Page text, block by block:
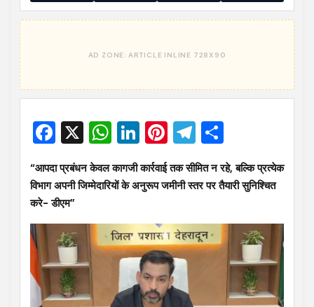
Facebook
X WhatsApp
LinkedIn
Pinterest
Telegram
“आपदा प्रबंधन केवल कागजी कार्रवाई तक सीमित न रहे, बल्कि प्रत्येक
विभाग अपनी जिम्मेदारियों के अनुरूप जमीनी स्तर पर तैयारी सुनिश्चित
करे- डीएम”